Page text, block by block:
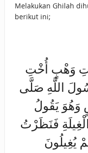
Melakukan Ghilah
berikut ini;
وَهْبٍ أُخْتِ
اللَّهِ صَلَّى
وَهُوَ يَقُولُ
فَنَظَرْتُ
يُغِيلُونَ